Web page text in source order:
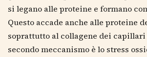
si legano alle proteine e formano
Questo accade anche alle proteine
soprattutto al collagene dei
secondo meccanismo è lo stress